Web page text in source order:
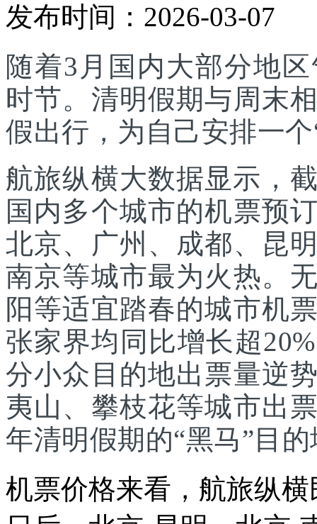
发布时间：2026-03-07
随着3月国内大部分地
时节。清明假期与周末
假出行，为自己安排一
航旅纵横大数据显示，
国内多个城市的机票预
北京、广州、成都、昆
南京等城市最为火热。
阳等适宜踏春的城市机
张家界均同比增长超
分小众目的地出票量逆
夷山、攀枝花等城市出
年清明假期的“黑马”目
机票价格来看，航旅纵